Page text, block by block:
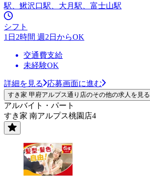
駅、鰍沢口駅、大月駅、富士山駅
シフト
1日2時間 週2日からOK
交通費支給
未経験OK
詳細を見る 応募画面に進む
すき家 甲府アルプス通り店のその他の求人を見る
アルバイト・パート
すき家 南アルプス桃園店4